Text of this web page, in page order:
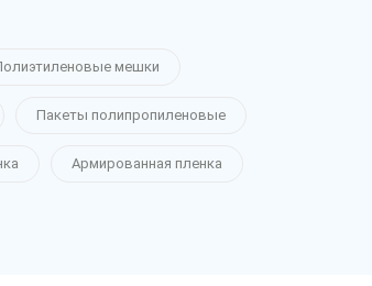
мешки
Пакеты полипропиленовые
Армированная пленка